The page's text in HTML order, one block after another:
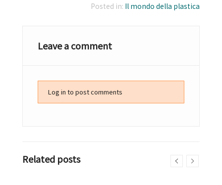
Posted in: Il mondo della plastica
Leave a comment
Log in to post comments
Related posts